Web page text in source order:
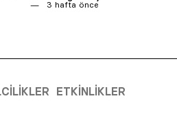
3 hafta önce
ETKINLIKLER